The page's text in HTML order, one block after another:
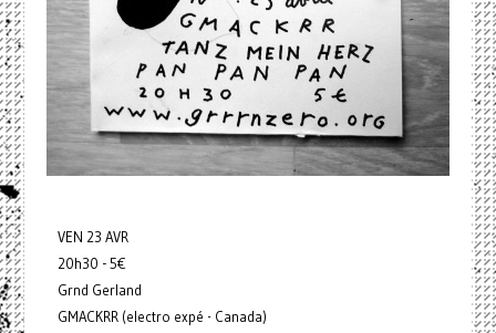
VEN 23 AVR
20h30 - 5€
Grnd Gerland
GMACKRR (electro expé - Canada)